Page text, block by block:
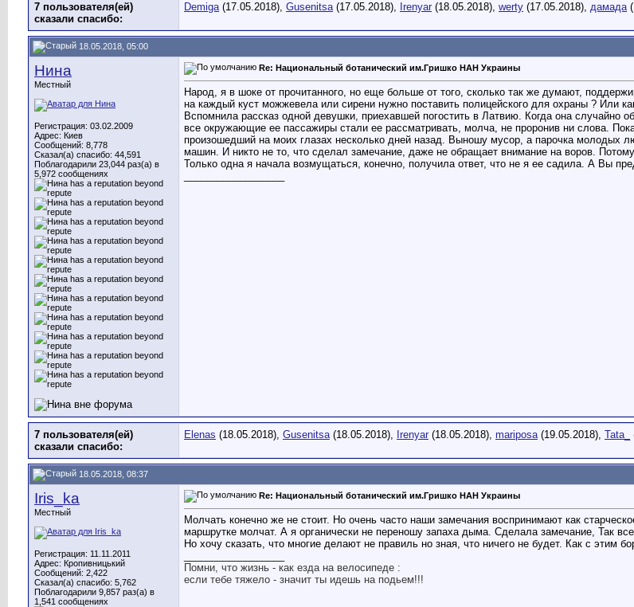
7 пользователя(ей)
сказали cпасибо:
Demiga(17.05.2018), Gusenitsa(17.05.2018), Irenyar (18.05.2018), werty (17.05.2018), дамада
18.05.2018, 05:00
Нина
Местный
Регистрация: 03.02.2009
Адрес: Киев
Сообщений: 8,778
Сказал(а) спасибо: 44,591
Поблагодарили 23,044 раз(а) в
5,972 сообщениях
Re: Национальный ботанический им.Гришко НАН Украины
Народ, я в шоке от прочитанного, но еще больше от того, сколько так же думают,
на каждый куст можжевела или сирени нужно поставить полицейского для охраны ? Или
Вспомнила рассказ одной девушки, приехавшей погостить в Латвию. Когда она случайно
все окружающие ее пассажиры стали ее рассматривать, молча, не проронив ни слова.
произошедший на моих глазах несколько дней назад. Выношу мусор, а парочка
машин. И никто не то, что сделал замечание, даже не обращает внимание на воров.
Только одна я начала возмущаться, конечно, получила ответ, что не я ее садила. А Вы
7 пользователя(ей)
сказали cпасибо:
Elenas (18.05.2018), Gusenitsa(18.05.2018), Irenyar (18.05.2018), mariposa(19.05.2018), Tata_
18.05.2018, 08:37
Iris_ka
Местный
Регистрация: 11.11.2011
Адрес: Кропивницький
Сообщений: 2,422
Сказал(а) спасибо: 5,762
Поблагодарили 9,857 раз(а) в
1,541 сообщениях
Re: Национальный ботанический им.Гришко НАН Украины
Молчать конечно же не стоит. Но очень часто наши замечания воспринимают как
маршрутке молчат. А я органически не переношу запаха дыма. Сделала замечание, Так
Но хочу сказать, что многие делают не правиль но зная, что ничего не будет. Как с этим
Помни, что жизнь - как езда на велосипеде :
если тебе тяжело - значит ты идешь на подьем!!!